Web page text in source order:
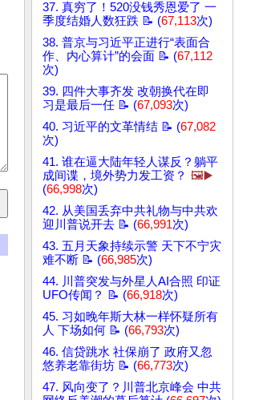
37. 真穷了！520没钱秀恩爱了 一
季度结婚人数狂跌 📝 (67,113次)
38. 普京与习近平正进行“表面合
作、内心算计”的会面 📝 (67,112
次)
39. 四件大事齐发 改朝换代在即
习是最后一任 📝 (67,093次)
40. 习近平的文革情结 📝 (67,082
次)
41. 谁在逼大陆年轻人谋反？躺平
成间谍，境外势力发工资？ 🖼️▶️
(66,998次)
42. 从美国丢弃中共礼物与中共欢
迎川普说开去 📝 (66,991次)
43. 五月天象持续示警 天下不宁灾
难不断 📝 (66,985次)
44. 川普突发与外星人AI合照 印证
UFO传闻？ 📝 (66,918次)
45. 习如晚年斯大林一样怀疑所有
人 下场如何 📝 (66,793次)
46. 信贷跳水 社保崩了 政府又忽
悠养老靠街坊 📝 (66,773次)
47. 风向变了？川普北京峰会 中共